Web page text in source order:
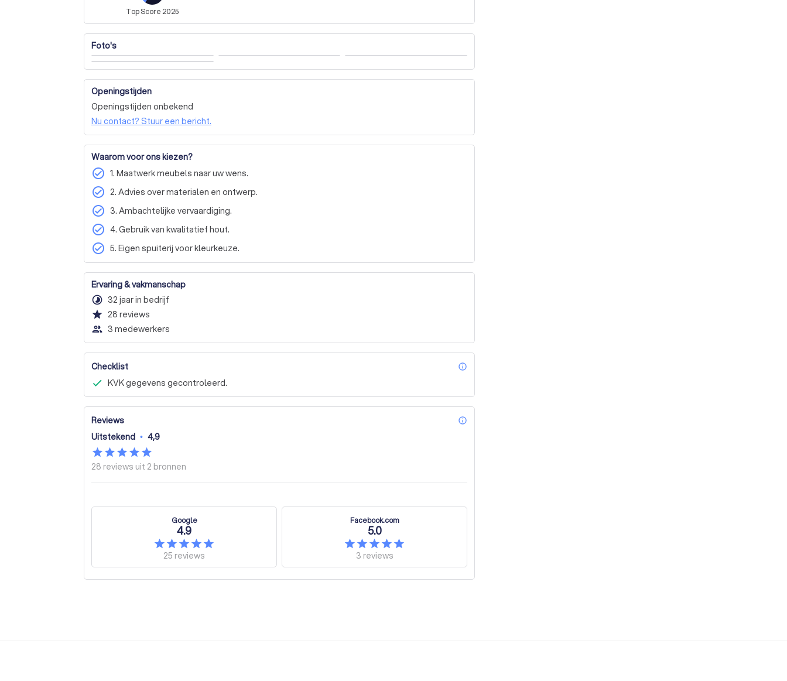
TopScore 2025
Foto's
Openingstijden
Openingstijden onbekend
Nu contact? Stuur een bericht.
Waarom voor ons kiezen?
check_circle 1. Maatwerk meubels naar uw wens.
check_circle 2. Advies over materialen en ontwerp.
check_circle 3. Ambachtelijke vervaardiging.
check_circle 4. Gebruik van kwalitatief hout.
check_circle 5. Eigen spuiterij voor kleurkeuze.
Ervaring & vakmanschap
timelapse 32 jaar in bedrijf
star 28 reviews
people_outline 3 medewerkers
Checklist info_outline
KVK gegevens gecontroleerd.
Reviews info_outline
Uitstekend • 4,9
28 reviews uit 2 bronnen
Google
4.9
25 reviews
Facebook.com
5.0
3 reviews